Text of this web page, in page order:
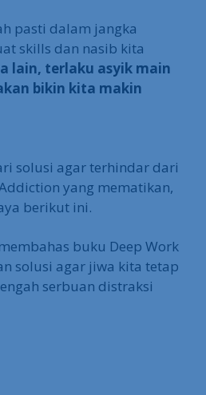
pasti dalam jangka
skills dan nasib kita
lain, terlaku asyik main
bikin kita makin
solusi agar terhindar dari
yang mematikan,
berikut ini.
buku Deep Work
solusi agar jiwa kita tetap
serbuan distraksi